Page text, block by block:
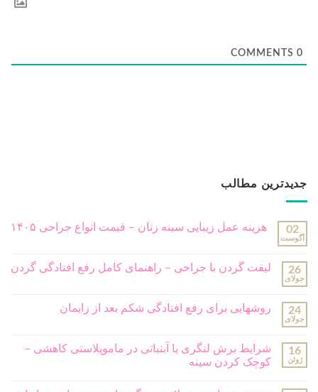
0
جدیدترین مطالب
02
آگوست
هزینه عمل زیبایی سینه زنان – قیمت انواع جراحی ۱۴۰۵
26
جولای
لیفت گردن با جراحی – راهنمای کامل رفع افتادگی گردن
24
جولای
روشهایی برای رفع افتادگی شکم بعد از زایمان
16
ژوئن
شرایط برش لنگری یا آبنباتی در ماموپلاستی کاهشی –
کوچک کردن سینه